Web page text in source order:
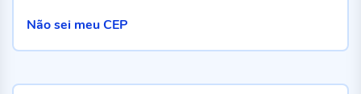
Não sei meu CEP